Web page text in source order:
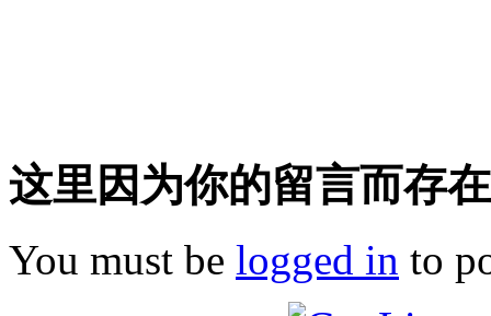
这里因为你的留言而存
You must be logged in to